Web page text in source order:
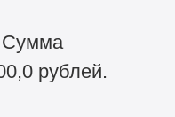
Сумма
рублей.